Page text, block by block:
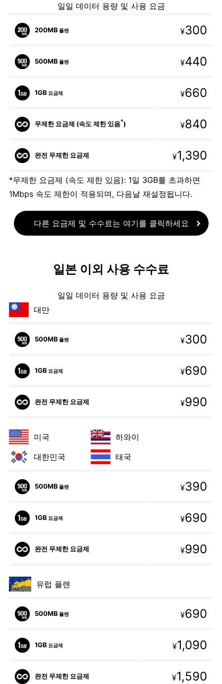
일일 데이터 용량 및 사용 요금
200MB 플랜 ¥300
500MB 플랜 ¥440
1GB 요금제 ¥660
무제한 요금제 (속도 제한 있음*) ¥840
완전 무제한 요금제 ¥1,390
*무제한 요금제 (속도 제한 있음): 1일 3GB를 초과하면
1Mbps 속도 제한이 적용되며, 다음날 재설정됩니다.
다른 요금제 및 수수료는 여기를 클릭하세요
일본 이외 사용 수수료
일일 데이터 용량 및 사용 요금
대만
500MB 플랜 ¥300
1GB 요금제 ¥690
완전 무제한 요금제 ¥990
미국
하와이
대한민국
태국
500MB 플랜 ¥390
1GB 요금제 ¥690
완전 무제한 요금제 ¥990
유럽 플랜
500MB 플랜 ¥690
1GB 요금제 ¥1,090
완전 무제한 요금제 ¥1,590